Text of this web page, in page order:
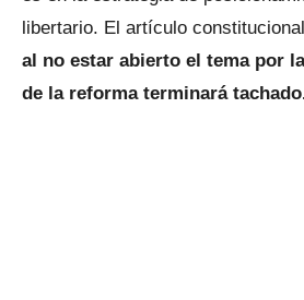
libertario. El artículo
al no estar abierto el tema por
de la reforma terminará